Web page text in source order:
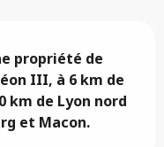
propriété de
III, à 6 km de
km de Lyon nord
et Macon.